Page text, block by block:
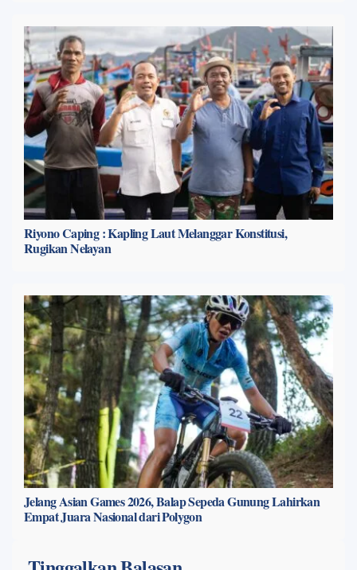
Riyono Caping : Kapling Laut Melanggar Konstitusi,
Rugikan Nelayan
Jelang Asian Games 2026, Balap Sepeda Gunung Lahirkan
Empat Juara Nasional dari Polygon